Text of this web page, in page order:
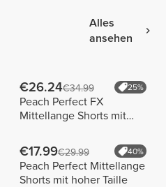
Alles
ansehen
€26.24€34.99 25%
Peach Perfect FX
Mittellange Shorts mit
€17.99€29.99 40%
Peach Perfect Mittellange
Shorts mit hoher Taille